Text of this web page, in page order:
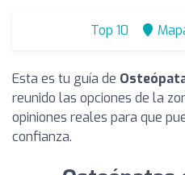
Top 10
Esta es tu guía de
reunido las opciones de la
opiniones reales para que
confianza.